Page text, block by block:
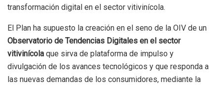
transformación digital en el sector vitivinícola.
El Plan ha supuesto la creación en el seno de la OIV de un
Observatorio de Tendencias Digitales en el sector
vitivinícola que sirva de plataforma de impulso y
divulgación de los avances tecnológicos y que responda a
las nuevas demandas de los consumidores, mediante la